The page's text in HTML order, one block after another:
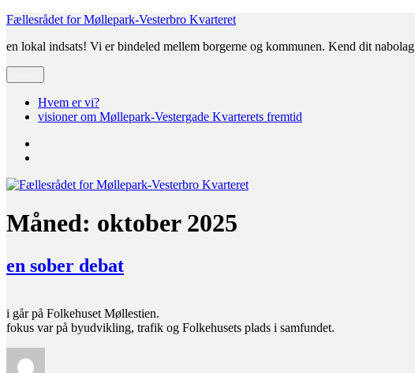
Videre
indhold
Fællesrådet for Møllepark-Vesterbro Kvarteret
en lokal indsats! Vi er bindeled mellem borgerne og kommunen. Kend dit
Hvem er vi?
visioner om Møllepark-Vestergade Kvarterets fremtid
Møllepark-
Kvarterets
fremtid
Måned: oktober 2025
en sober debat
i går på Folkehuset Møllestien.
fokus var på byudvikling, trafik og Folkehusets plads i samfundet.